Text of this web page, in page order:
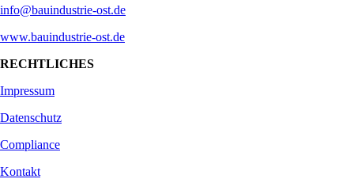
info@bauindustrie-ost.de
www.bauindustrie-ost.de
RECHTLICHES
Impressum
Datenschutz
Compliance
Kontakt